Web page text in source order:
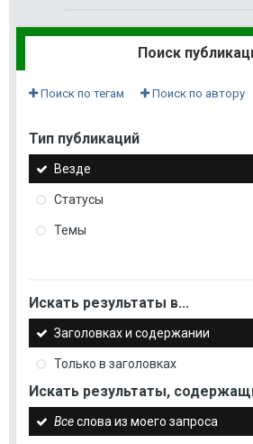
Поиск
Поиск по тегам Поиск по автору
Тип публикаций
Везде
Статусы
Темы
Искать результаты в...
Заголовках и содержании
Только в заголовках
Искать результаты,
Всеслова из моего запроса